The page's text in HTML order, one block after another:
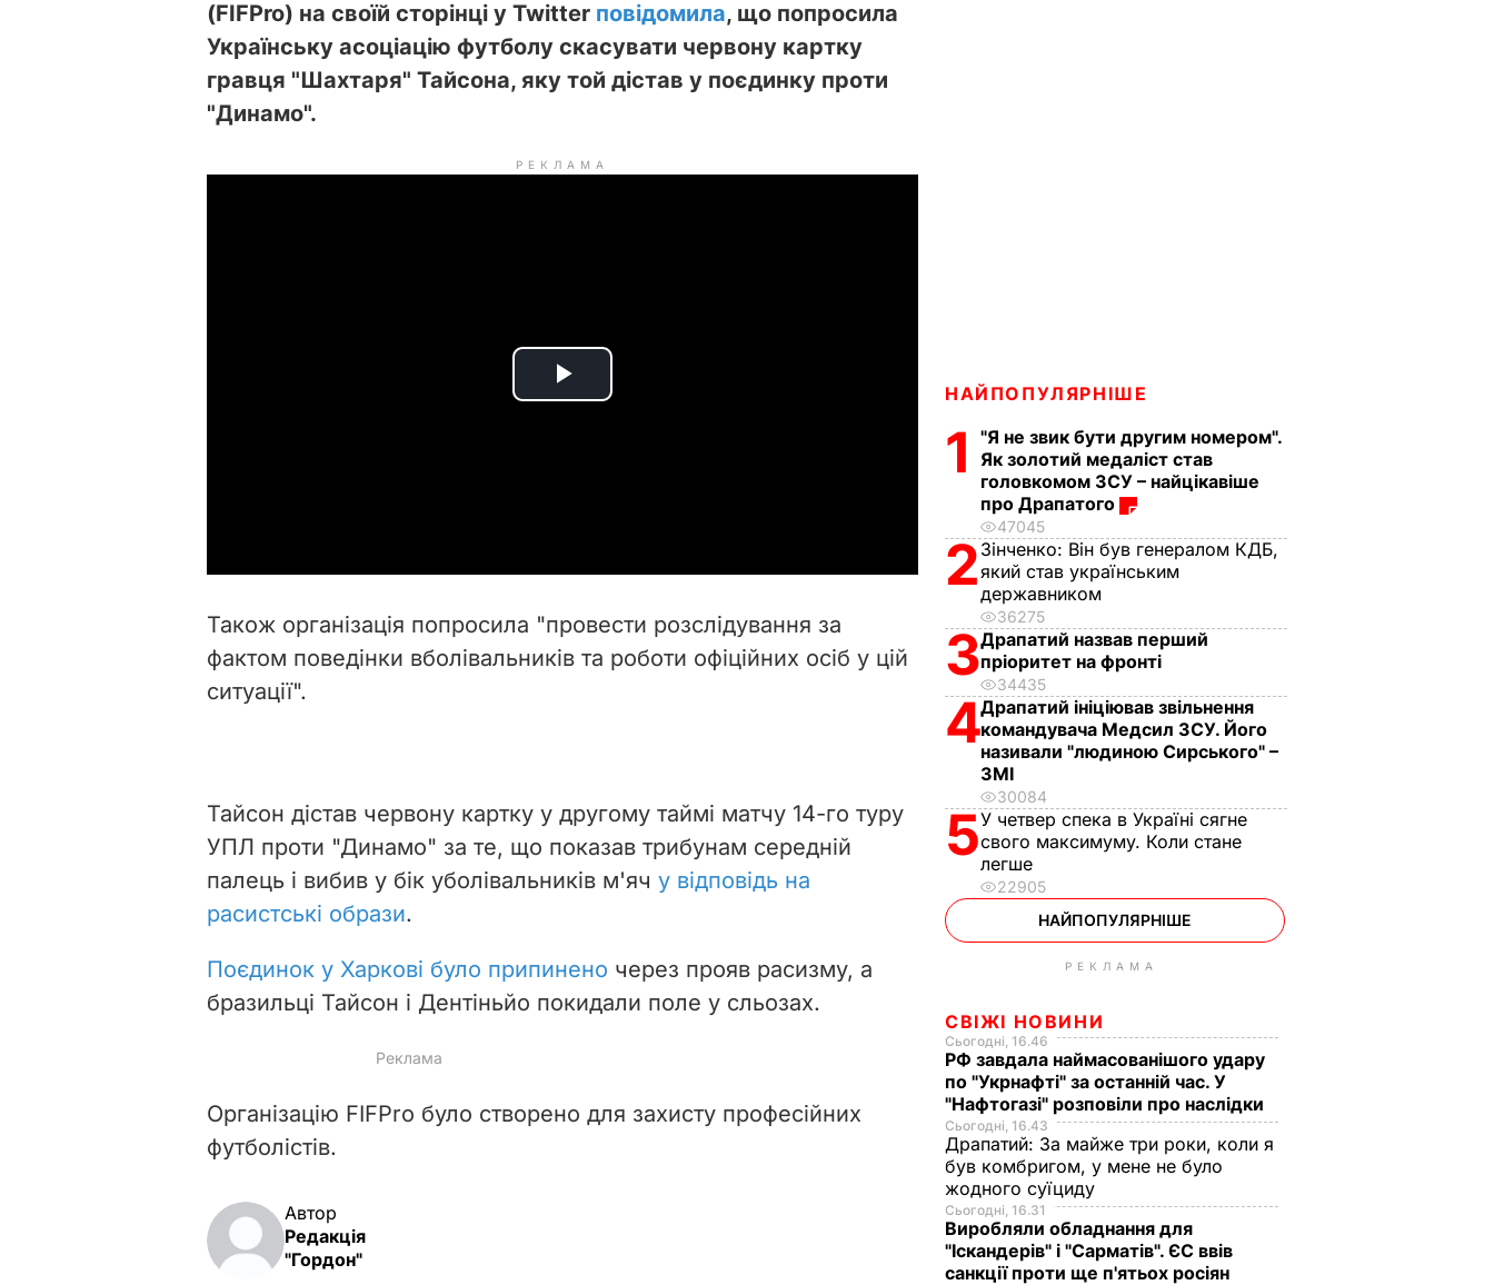
(FIFPro) на своїй сторінці у Twitter повідомила, що попросила
Українську асоціацію футболу скасувати червону картку
гравця "Шахтаря" Тайсона, яку той дістав у поєдинку проти
"Динамо".
РЕКЛАМА
P
i
o
Також організація попросила "провести розслідування за
фактом поведінки вболівальників та роботи офіційних осіб у цій
ситуації".
Тайсон дістав червону картку у другому таймі матчу 14-го туру
УПЛ проти "Динамо" за те, що показав трибунам середній
палець і вибив у бік уболівальників м'яч у відповідь на
расистські образи.
Поєдинок у Харкові було припинено через прояв расизму, а
бразильці Тайсон і Дентіньйо покидали поле у сльозах.
Організацію FIFPro було створено для захисту професійних
футболістів.
Автор
Редакція
"Гордон"
НАЙПОПУЛЯРНІШЕ
1
"Я не звик бути другим номером".
Як золотий медаліст став
головкомом ЗСУ – найцікавіше
про Драпатого
47045
2 Зінченко: Він був генералом КДБ,
який став українським
державником
36275
3Драпатий назвав перший
пріоритет на фронті
34435
4Драпатий ініціював звільнення
командувача Медсил ЗСУ. Його
називали "людиною Сирського" –
ЗМІ
30084
5У четвер спека в Україні сягне
свого максимуму. Коли стане
легше
22905
НАЙПОПУЛЯРНІШЕ
РЕКЛАМА
СВІЖІ НОВИНИ
Сьогодні, 16.46
РФ завдала наймасованішого удару
по "Укрнафті" за останній час. У
"Нафтогазі" розповіли про наслідки
Сьогодні, 16.43
Драпатий: За майже три роки, коли я
був комбригом, у мене не було
жодного суїциду
Сьогодні, 16.31
Виробляли обладнання для
"Іскандерів" і "Сарматів". ЄС ввів
санкції проти ще п'ятьох росіян